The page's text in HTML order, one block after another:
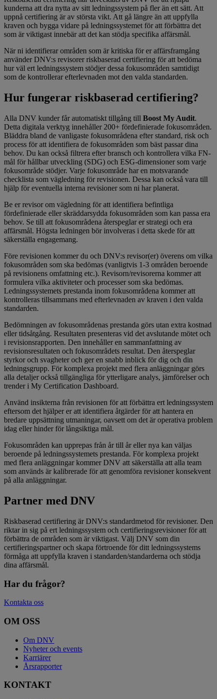
kunderna att dra nytta av sitt ledningssystem på fler än ett sätt. Att
uppnå certifiering är av största vikt. Att gå längre än att uppfylla
kraven och bygga vidare på ledningssystemet för att förbättra det
som är viktigast innebär att det kan stödja specifika affärsmål.
När ni identifierar områden som är kritiska för er affärsframgång
använder DNV:s revisorer riskbaserad certifiering för att bedöma
hur väl ert ledningssystem stödjer dessa fokusområden samtidigt
som de kontrollerar efterlevnaden mot den valda standarden.
Hur fungerar riskbaserad certifiering?
Alla DNV kunder får automatiskt tillgång till Boost My Audit.
Detta digitala verktyg innehåller 200+ fördefinierade fokusområden.
Bläddra bland de vanligaste fokusområdena efter standard, risk och
process för att identifiera de fokusområden som bäst passar dina
behov. Du kan också filtrera efter bransch och kontrollera vilka FN-
mål för hållbar utveckling (SDG) och ESG-dimensioner som varje
fokusområde stödjer. Varje fokusområde har en motsvarande
checklista som vägledning för revisionen. Dessa kan också vara till
hjälp för eventuella interna revisioner som ni har planerat.
Be er revisor om vägledning för att identifiera befintliga
fördefinierade eller skräddarsydda fokusområden som kan passa era
behov. Se till att fokusområdena återspeglar er strategi och era
affärsmål. Högsta ledningen bör involveras i detta skede för att
säkerställa engagemang.
Före revisionen kommer du och DNV:s revisor(er) överens om vilka
fokusområden som ska bedömas (vanligtvis 1-3 områden beroende
på revisionens omfattning etc.). Revisorn/revisorerna kommer att
formulera vilka aktiviteter och processer som ska bedömas.
Ledningssystemets prestanda inom fokusområdena kommer att
kontrolleras tillsammans med efterlevnaden av kraven i den valda
standarden.
Bedömningen av fokusområdenas prestanda görs utan extra kostnad
eller tidsåtgång. Resultaten presenteras vid det avslutande mötet och
i revisionsrapporten. Den innehåller en sammanfattning av
revisionsresultaten och fokusområdets resultat. Den återspeglar
styrkor och svagheter och ger en snabb inblick för dig och din
ledningsgrupp. För komplexa projekt med flera anläggningar görs
alla detaljer också tillgängliga för ytterligare analys, jämförelser och
trender i My Certification Dashboard.
Använd insikterna från revisionen för att förbättra ert ledningssystem
eftersom det hjälper er att identifiera åtgärder för att hantera en
bredare uppsättning utmaningar, oavsett om det är operativa problem
idag eller hinder för långsiktiga mål.
Fokusområden kan upprepas från år till år eller nya kan väljas
beroende på ledningssystemets prestanda. För komplexa projekt
med flera anläggningar kommer DNV att säkerställa att alla team
som används är kalibrerade för att genomföra revisioner konsekvent
på alla anläggningar.
Partner med DNV
Riskbaserad certifiering är DNV:s standardmetod för revisioner. Den
riktar in sig på ert ledningssystem och certifieringsrevisioner för att
förbättra de områden som är viktigast. Välj DNV som din
certifieringspartner och skapa förtroende för ditt ledningssystems
förmåga att uppfylla kraven i standarden/standarderna och stödja
dina affärsmål.
Har du frågor?
Kontakta oss
OM OSS
Om DNV
Nyheter och events
Karriärer
Årsrapporter
KONTAKT